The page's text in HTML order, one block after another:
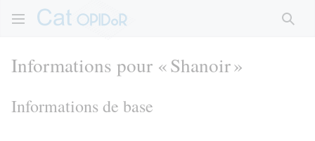
Informations pour « Shanoir »
Informations de base